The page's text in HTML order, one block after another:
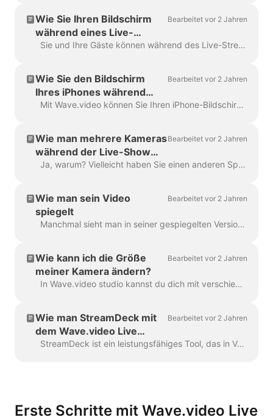
Wie Sie Ihren Bildschirm
während eines Live-
Streams freigeben
Bearbeitet vor 2 Jahren
Sie und Ihre Gäste können während des Live-Streams Bildschirme gemeinsam nutzen. So können Sie beispielsweise Präsentationsfolien zeigen oder Ihr Produkt in Echtzeit vorstellen....
Wie Sie den Bildschirm
Ihres iPhones während
eines Live-Streams
Bearbeitet vor 2 Jahren
Mit Wave.video können Sie Ihren iPhone-Bildschirm freigeben und an Ihr Publikum übertragen. Zunächst müssen Sie den Bildschirm des Telefons auf Ihren Mac übertragen. Sie können ...
Wie man mehrere Kameras
während der Live-Show
verwendet
Bearbeitet vor 2 Jahren
Ja, warum? Vielleicht haben Sie einen anderen Sprecher dabei, oder Sie möchten eine andere Kamera auf etwas richten, das Sie tun? Beim Kochen? Oder vielleicht beim Auspacken eines N...
Wie man sein Video
spiegelt
Bearbeitet vor 2 Jahren
Manchmal sieht man in seiner gespiegelten Version besser aus. Für Streamer ist es wichtig, selbstbewusst vor der Kamera zu stehen und das Bild zu genießen...
Wie kann ich die Größe
meiner Kamera ändern?
Bearbeitet vor 2 Jahren
In Wave.video studio kannst du dich mit verschiedenen Layouts austoben. Du kannst deine Kamera in ein Quadrat, eine Raute, einen Kreis, etc. verwandeln. Darüber hinaus können Sie ...
Wie man StreamDeck mit
dem Wave.video Live
Streaming Studio
Bearbeitet vor 2 Jahren
StreamDeck ist ein leistungsfähiges Tool, das in Verbindung mit dem Wave.video Live Streaming Studio verwendet werden kann, um Ihren Live Streaming Workflow zu optimieren. Das...
Erste Schritte mit Wave.video Live